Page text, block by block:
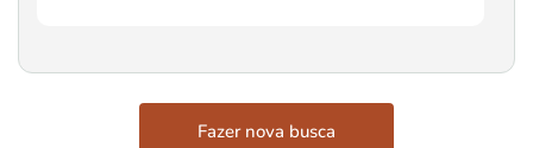
Fazer nova busca